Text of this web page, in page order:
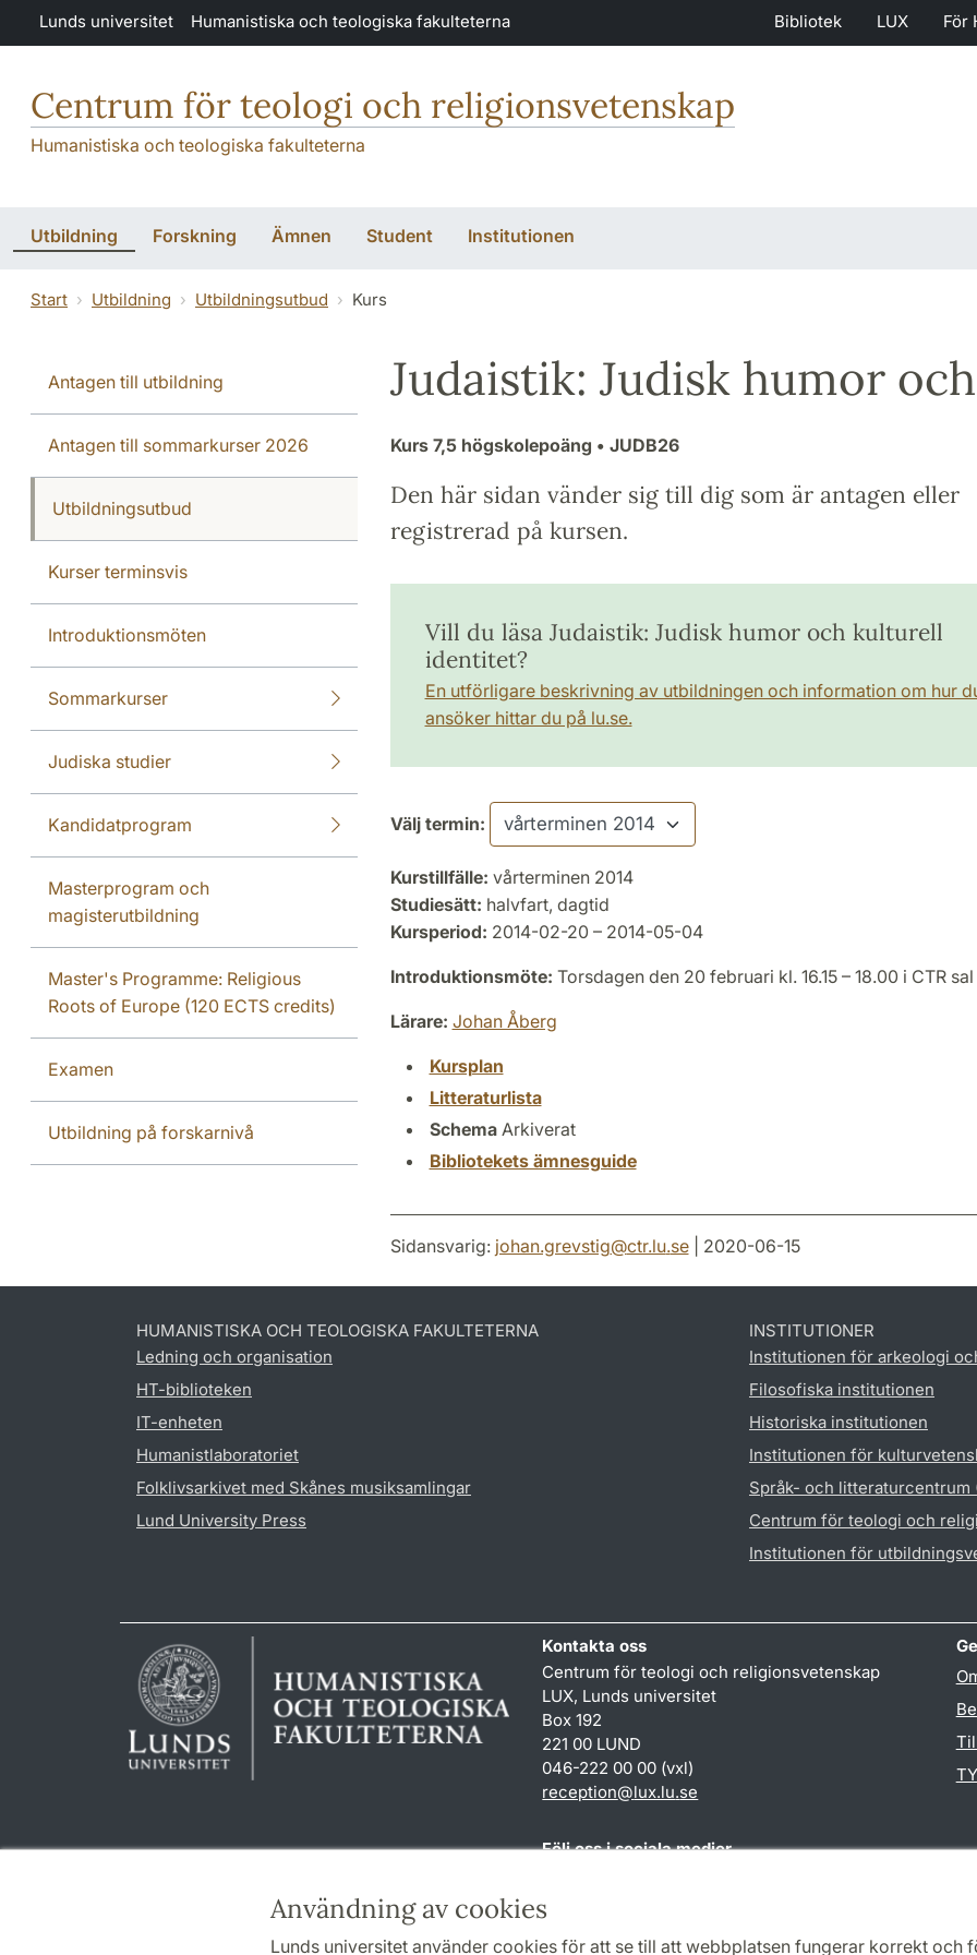
Hoppa till huvudinnehåll
Användning av cookies
Lunds universitet använder cookies för att se till att webbplatsen fungerar korrekt och
Lunds universitet Humanistiska och teologiska fakulteterna Bibliotek LUX För
Centrum för teologi och religionsvetenskap
Humanistiska och teologiska fakulteterna
Utbildning Forskning Ämnen Student Institutionen
Start Utbildning Utbildningsutbud Kurs
Antagen till utbildning
Antagen till sommarkurser 2026
Utbildningsutbud
Kurser terminsvis
Introduktionsmöten
Sommarkurser
Judiska studier
Kandidatprogram
Masterprogram och
magisterutbildning
Master's Programme: Religious
Roots of Europe (120 ECTS credits)
Examen
Utbildning på forskarnivå
Judaistik: Judisk humor
Kurs 7,5 högskolepoäng • JUDB26
Den här sidan vänder sig till dig som är antagen eller
registrerad på kursen.
Vill du läsa Judaistik: Judisk humor och kulturell
identitet?
En utförligare beskrivning av utbildningen och information om hur
ansöker hittar du på lu.se.
Välj termin:
Kurstillfälle: vårterminen 2014
Studiesätt: halvfart, dagtid
Kursperiod: 2014-02-20 – 2014-05-04
Introduktionsmöte: Torsdagen den 20 februari kl. 16.15 – 18.00 i CTR sal
Lärare: Johan Åberg
Kursplan
Litteraturlista
Schema Arkiverat
Bibliotekets ämnesguide
Sidansvarig: johan.grevstig@ctr.lu.se| 2020-06-15
HUMANISTISKA OCH TEOLOGISKA FAKULTETERNA
Ledning och organisation
HT-biblioteken
IT-enheten
Humanistlaboratoriet
Folklivsarkivet med Skånes musiksamlingar
Lund University Press
INSTITUTIONER
Institutionen för arkeologi
Filosofiska institutionen
Historiska institutionen
Institutionen för
Språk- och litteraturcentrum
Centrum för teologi och
Institutionen för
Kontakta oss
Centrum för teologi och religionsvetenskap
LUX, Lunds universitet
Box 192
221 00 LUND
046-222 00 00 (vxl)
reception@lux.lu.se
Följ oss i sociala medier